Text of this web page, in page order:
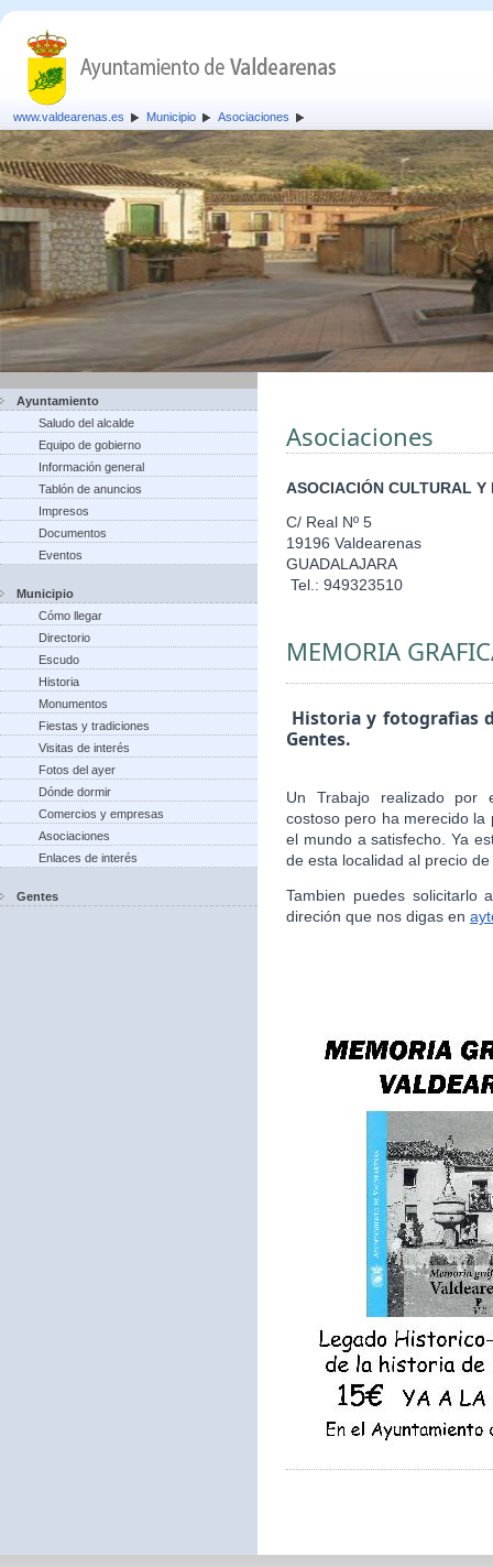
www.valdearenas.es Municipio Asociaciones
Ayuntamiento
Saludo del alcalde
Equipo de gobierno
Información general
Tablón de anuncios
Impresos
Documentos
Eventos
Municipio
Cómo llegar
Directorio
Escudo
Historia
Monumentos
Fiestas y tradiciones
Visitas de interés
Fotos del ayer
Dónde dormir
Comercios y empresas
Asociaciones
Enlaces de interés
Gentes
Asociaciones
ASOCIACIÓN CULTURAL Y
C/ Real Nº 5
19196 Valdearenas
GUADALAJARA
Tel.: 949323510
MEMORIA
Historia y fotografias
Gentes.
Un Trabajo realizado por
costoso pero ha merecido
el mundo a satisfecho. Ya
de esta localidad al precio
Tambien puedes
direción que nos digas en